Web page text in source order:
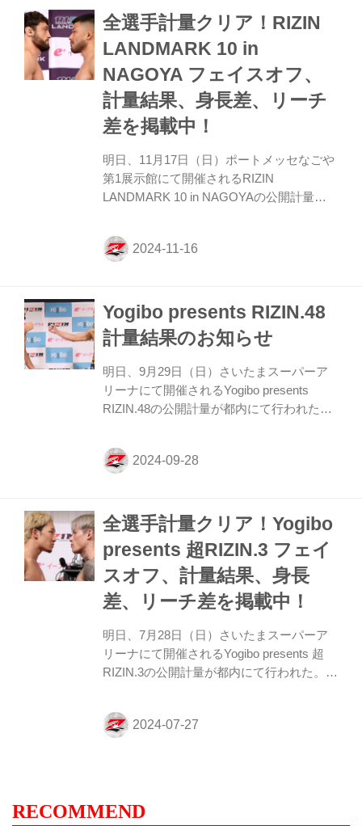
Youtubeチャンネルで公開中！大会前に必
番外地 公開計量（YouTube） 第7試合／安
保瑠輝也 vs. シナ・カリミアン 第7試合／
安保瑠輝也 vs. シナ・カリミアン7 RIZINス
タン...
全選手計量クリア！RIZIN
LANDMARK 10 in
NAGOYA フェイスオフ、
計量結果、身長差、リーチ
差を掲載中！
明日、11月17日（日）ポートメッセなごや
第1展示館にて開催されるRIZIN
LANDMARK 10 in NAGOYAの公開計量が
ミ、そして抽選で選ばれたファンクラブ会
員が見つめる中、フェイスオフが行われ
中！大会前に必ずチェックしよう！ RIZIN
LANDMARK 10 in NAGOYA 公開計量
（YouTube） 第12試合／ヴガール・ケラモ
フ vs. 摩嶋一整 第12試合／ヴガール・ケラ
モフ vs. 摩嶋一整6 RIZIN MMAルール：5
分 3R（6...
Yogibo presents RIZIN.48
計量結果のお知らせ
明日、9月29日（日）さいたまスーパーア
リーナにて開催されるYogibo presents
RIZIN.48の公開計量が都内にて行われた。
ンが見つめる中フェイスオフが行われた。
緊張感に満ちた公開計量の様子はRIZIN FF
ン・アーチュレッタ vs. ラジャブアリ・シ
ェイドゥラエフについて 第8試合のフア
ン・アーチュレッタ vs. ラジャブアリ・シ
ェイドゥラエフについて、本日行われた公
式計量でフアン・アーチュレッタが規定体
重（66.00kg）を2.90kg超過した為、公...
全選手計量クリア！Yogibo
presents 超RIZIN.3 フェイ
スオフ、計量結果、身長
差、リーチ差を掲載中！
明日、7月28日（日）さいたまスーパーア
リーナにて開催されるYogibo presents 超
RIZIN.3の公開計量が都内にて行われた。
ファンクラブ会員が見つめる中、フェイス
オフが行われた。緊張感に満ちた公開計量
（YouTube） 第11試合／朝倉未来 vs. 平本
蓮 第11試合／朝倉未来 vs. 平本蓮6 RIZIN
RECOMMEND